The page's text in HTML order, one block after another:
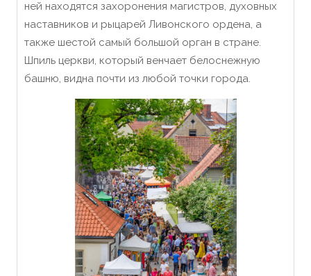
ней находятся захоронения магистров, духовных
наставников и рыцарей Ливонского ордена, а
также шестой самый большой орган в стране.
Шпиль церкви, который венчает белоснежную
башню, видна почти из любой точки города.